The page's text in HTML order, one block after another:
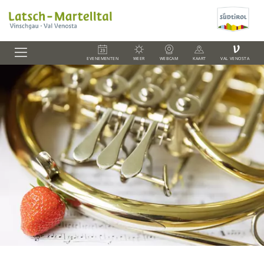
EVENEMENTEN WEER WEBCAM KAART
V
VAL VENOSTA